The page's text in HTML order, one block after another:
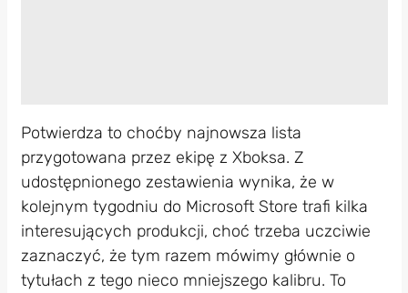
Potwierdza to choćby najnowsza lista
przygotowana przez ekipę z Xboksa. Z
udostępnionego zestawienia wynika, że w
kolejnym tygodniu do Microsoft Store trafi kilka
interesujących produkcji, choć trzeba uczciwie
zaznaczyć, że tym razem mówimy głównie o
tytułach z tego nieco mniejszego kalibru. To